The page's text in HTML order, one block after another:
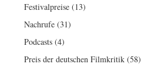
Festivalpreise (13)
Nachrufe (31)
Podcasts (4)
Preis der deutschen Filmkritik (58)